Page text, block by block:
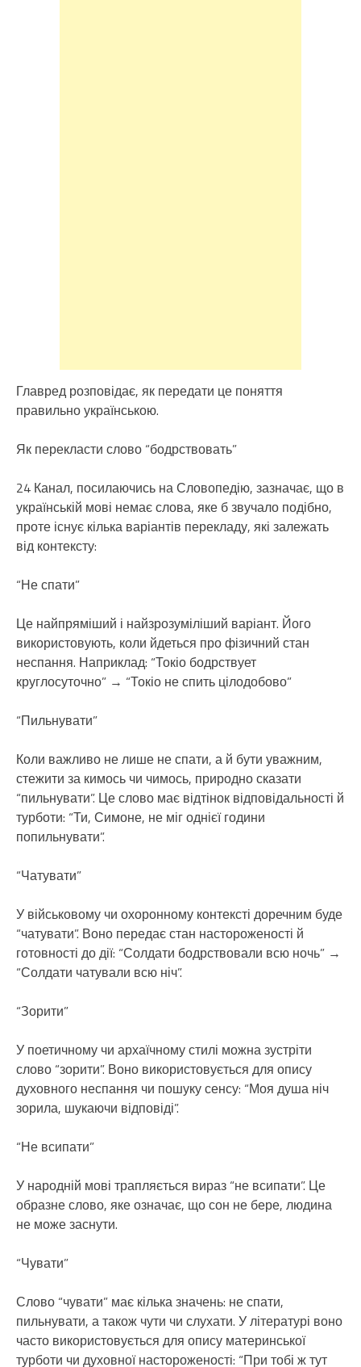
Главред розповідає, як передати це поняття
правильно українською.
Як перекласти слово “бодрствовать”
24 Канал, посилаючись на Словопедію, зазначає, що в
українській мові немає слова, яке б звучало подібно,
проте існує кілька варіантів перекладу, які залежать
від контексту:
“Не спати”
Це найпряміший і найзрозуміліший варіант. Його
використовують, коли йдеться про фізичний стан
неспання. Наприклад: “Токіо бодрствует
круглосуточно” → “Токіо не спить цілодобово”
“Пильнувати”
Коли важливо не лише не спати, а й бути уважним,
стежити за кимось чи чимось, природно сказати
“пильнувати”. Це слово має відтінок відповідальності й
турботи: “Ти, Симоне, не міг однієї години
попильнувати”.
“Чатувати”
У військовому чи охоронному контексті доречним буде
“чатувати”. Воно передає стан настороженості й
готовності до дії: “Солдати бодрствовали всю ночь” →
“Солдати чатували всю ніч”.
“Зорити”
У поетичному чи архаїчному стилі можна зустріти
слово “зорити”. Воно використовується для опису
духовного неспання чи пошуку сенсу: “Моя душа ніч
зорила, шукаючи відповіді”.
“Не всипати”
У народній мові трапляється вираз “не всипати”. Це
образне слово, яке означає, що сон не бере, людина
не може заснути.
“Чувати”
Слово “чувати” має кілька значень: не спати,
пильнувати, а також чути чи слухати. У літературі воно
часто використовується для опису материнської
турботи чи духовної настороженості: “При тобі ж тут